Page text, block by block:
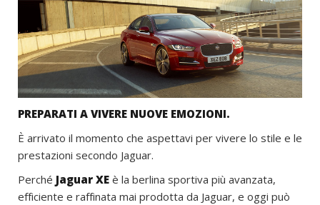
PREPARATI A VIVERE NUOVE EMOZIONI.
È arrivato il momento che aspettavi per vivere lo stile e le
prestazioni secondo Jaguar.
Perché Jaguar XE è la berlina sportiva più avanzata,
efficiente e raffinata mai prodotta da Jaguar, e oggi può